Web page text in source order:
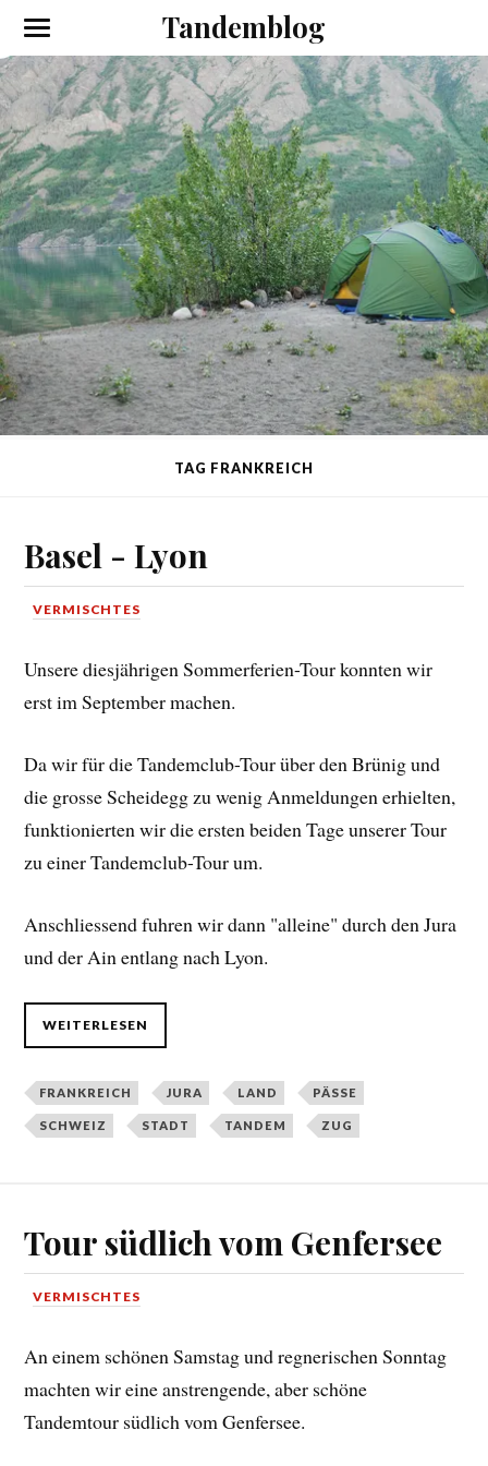
Tandemblog
TAG FRANKREICH
Basel - Lyon
VERMISCHTES
Unsere diesjährigen Sommerferien-Tour konnten wir
erst im September machen.
Da wir für die Tandemclub-Tour über den Brünig und
die grosse Scheidegg zu wenig Anmeldungen erhielten,
funktionierten wir die ersten beiden Tage unserer Tour
zu einer Tandemclub-Tour um.
Anschliessend fuhren wir dann "alleine" durch den Jura
und der Ain entlang nach Lyon.
WEITERLESEN
FRANKREICH JURA LAND PÄSSE
SCHWEIZ STADT TANDEM ZUG
Tour südlich vom Genfersee
VERMISCHTES
An einem schönen Samstag und regnerischen Sonntag
machten wir eine anstrengende, aber schöne
Tandemtour südlich vom Genfersee.